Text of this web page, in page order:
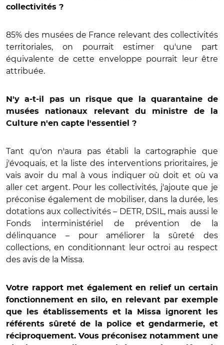
collectivités ?
85% des musées de France relevant des collectivités
territoriales, on pourrait estimer qu'une part
équivalente de cette enveloppe pourrait leur être
attribuée.
N'y a-t-il pas un risque que la quarantaine de
musées nationaux relevant du ministre de la
Culture n'en capte l'essentiel ?
Tant qu'on n'aura pas établi la cartographie que
j'évoquais, et la liste des interventions prioritaires, je
vais avoir du mal à vous indiquer où doit et où va
aller cet argent. Pour les collectivités, j'ajoute que je
préconise également de mobiliser, dans la durée, les
dotations aux collectivités – DETR, DSIL, mais aussi le
Fonds interministériel de prévention de la
délinquance – pour améliorer la sûreté des
collections, en conditionnant leur octroi au respect
des avis de la Missa.
Votre rapport met également en relief un certain
fonctionnement en silo, en relevant par exemple
que les établissements et la Missa ignorent les
référents sûreté de la police et gendarmerie, et
réciproquement. Vous préconisez notamment une